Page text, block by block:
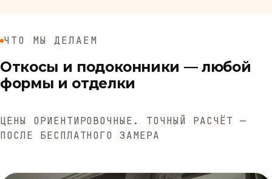
ЧТО МЫ ДЕЛАЕМ
Откосы и подоконники — любой
формы и отделки
ЦЕНЫ ОРИЕНТИРОВОЧНЫЕ. ТОЧНЫЙ РАСЧЁТ —
ПОСЛЕ БЕСПЛАТНОГО ЗАМЕРА